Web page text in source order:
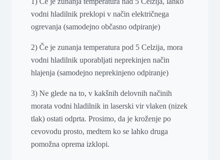
vodni hladilnik preklopi v način električnega
ogrevanja (samodejno občasno odpiranje)
2) Če je zunanja temperatura pod 5 Celzija, mora
vodni hladilnik uporabljati neprekinjen način
hlajenja (samodejno neprekinjeno odpiranje)
3) Ne glede na to, v kakšnih delovnih načinih
morata vodni hladilnik in laserski vir vlaken (nizek
tlak) ostati odprta. Prosimo, da je kroženje po
cevovodu prosto, medtem ko se lahko druga
pomožna oprema izklopi.